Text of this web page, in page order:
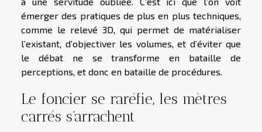
émerger des pratiques de plus en plus techniques,
comme le relevé 3D, qui permet de matérialiser
l’existant, d’objectiver les volumes, et d’éviter que
le débat ne se transforme en bataille de
perceptions, et donc en bataille de procédures.
Le foncier se raréfie, les mètres
carrés s’arrachent